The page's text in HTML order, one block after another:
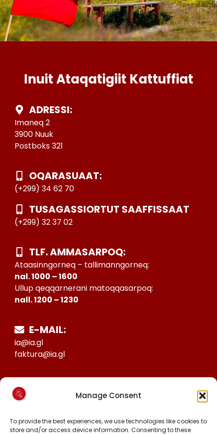
Manage Consent
To provide the best experiences, we use technologies like cookies to
store and/or access device information. Consenting to these
Inuit Ataqatigiit Kattuffiat
ADRESSI:
Imaneq 2
3900 Nuuk
Postboks 321
OQARASUAAT:
(+299) 34 62 70
TUSAGASSIORTUT SAAFFISSAAT
(+299) 32 37 02
TLF. AMMASARPOQ:
Ataasinngorneq – tallimanngorneq:
nal. 1000 – 1600
Ullup qeqqarnerani matoqqasarpoq:
nall. 1200 – 1230
E-MAIL:
ia@ia.gl
faktura@ia.gl
25027388
KONTO NR:
6471-1511626